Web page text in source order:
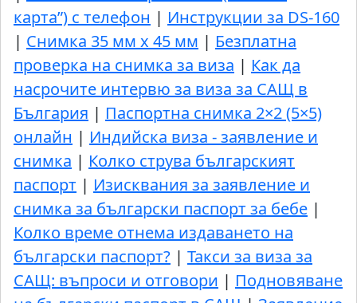
карта”) с телефон | Инструкции за DS-160
| Снимка 35 мм x 45 мм | Безплатна
проверка на снимка за виза | Как да
насрочите интервю за виза за САЩ в
България | Паспортна снимка 2×2 (5×5)
онлайн | Индийска виза - заявление и
снимка | Колко струва българският
паспорт | Изисквания за заявление и
снимка за български паспорт за бебе |
Колко време отнема издаването на
български паспорт? | Такси за виза за
САЩ: въпроси и отговори | Подновяване